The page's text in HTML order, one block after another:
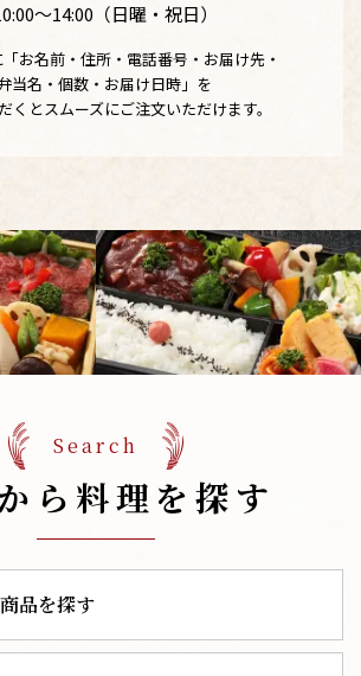
〜14:00（日曜・祝日）
お名前・住所・電話番号・お届け先・
当名・個数・お届け日時」を
くとスムーズにご注文いただけます。
Search
ら料理を探す